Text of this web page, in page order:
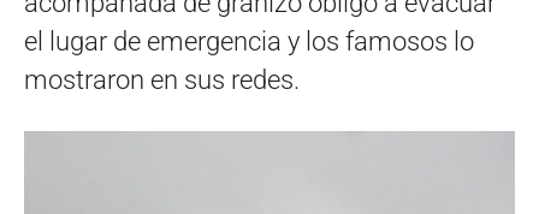
el lugar de emergencia y los famosos lo
mostraron en sus redes.